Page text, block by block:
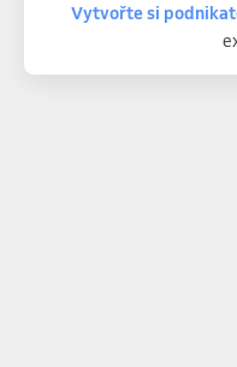
Vytvořte si